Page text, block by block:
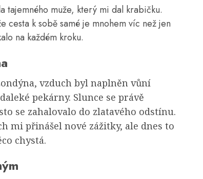
tajemného muže, který mi dal krabičku.
cesta k sobě samé je mnohem víc než jen
na každém kroku.
vzduch byl naplněn vůní
pekárny. Slunce se právě
se zahalovalo do zlatavého odstínu.
mi přinášel nové zážitky, ale dnes to
chystá.